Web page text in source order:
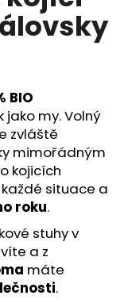
BIO
my. Volný
zvláště
mimořádným
kojicích
situace a
roku.
stuhy v
a z
máte
.